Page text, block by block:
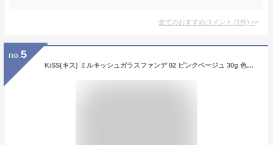
全てのおすすめコメント (1件) >
no. 5
KiSS(キス) ミルキッシュガラスファンデ 02 ピンクベージュ 30g 色ムラ・毛穴カバー SPF34・PA++ 美容液成分配合